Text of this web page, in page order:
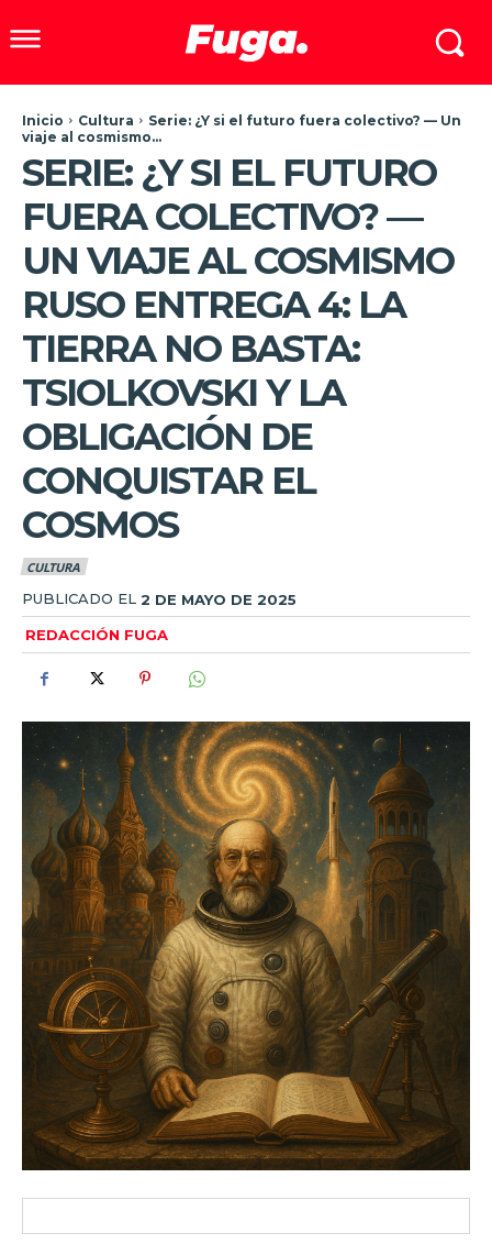
Inicio Cultura
Serie: ¿Y si el futuro fuera colectivo? — Un
viaje al cosmismo...
SERIE: ¿Y SI EL FUTURO
FUERA COLECTIVO? —
UN VIAJE AL COSMISMO
RUSO ENTREGA 4: LA
TIERRA NO BASTA:
TSIOLKOVSKI Y LA
OBLIGACIÓN DE
CONQUISTAR EL
COSMOS
CULTURA
PUBLICADO EL 2 DE MAYO DE 2025
REDACCIÓN FUGA